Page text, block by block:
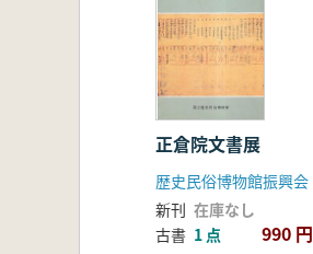
正倉院文書展
歴史民俗博物館振興会
新刊 在庫なし
古書 1 点 990 円